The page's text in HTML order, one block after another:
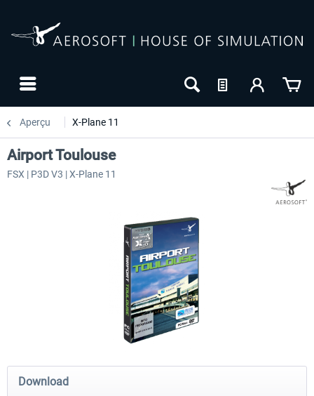
Aperçu X-Plane 11
Traffic Global for X-Plane 12/11
(Windows)
Airport Stuttgart XP
Airport Toulouse
FSX | P3D V3 | X-Plane 11
Download